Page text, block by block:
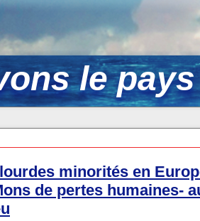
le
minorités en
de pertes humaines-